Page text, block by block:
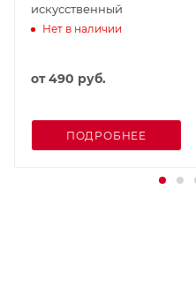
искусственный
Нет в наличии
от490 руб.
ПОДРОБНЕЕ